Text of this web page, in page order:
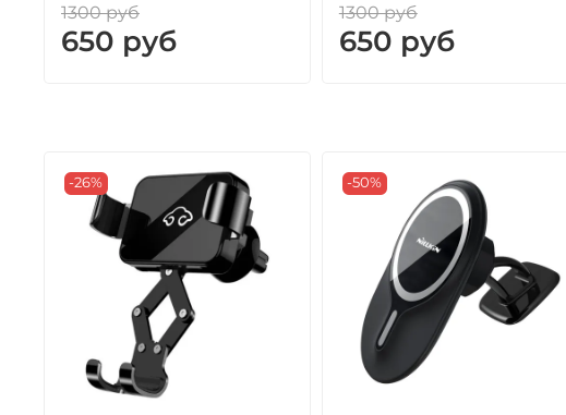
1300 руб
650 руб
1300 руб
650 руб
-26% -50%